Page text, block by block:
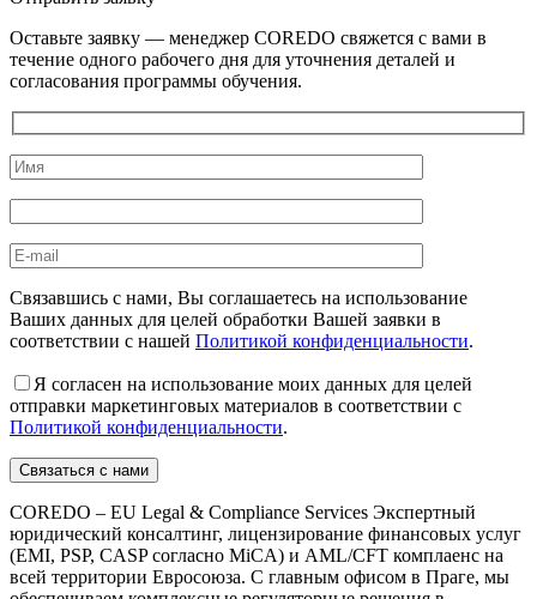
Оставьте заявку — менеджер COREDO свяжется с вами в
течение одного рабочего дня для уточнения деталей и
согласования программы обучения.
Связавшись с нами, Вы соглашаетесь на использование
Ваших данных для целей обработки Вашей заявки в
соответствии с нашей Политикой конфиденциальности.
Я согласен на использование моих данных для целей
отправки маркетинговых материалов в соответствии с
Политикой конфиденциальности.
COREDO – EU Legal & Compliance Services Экспертный
юридический консалтинг, лицензирование финансовых услуг
(EMI, PSP, CASP согласно MiCA) и AML/CFT комплаенс на
всей территории Евросоюза. С главным офисом в Праге, мы